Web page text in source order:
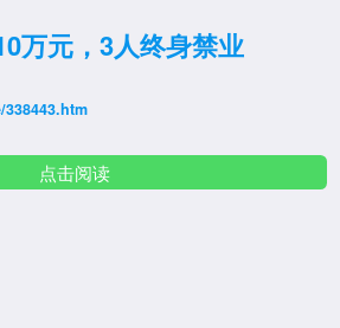
万元，3人终身禁业
点击阅读